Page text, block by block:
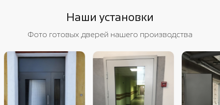
Наши установки
Фото готовых дверей нашего производства